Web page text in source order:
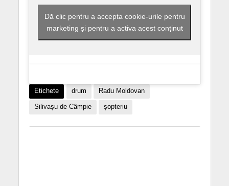
Dă clic pentru a accepta cookie-urile pentru
marketing și pentru a activa acest conținut
Etichete drum Radu Moldovan
Silivașu de Câmpie șopteriu